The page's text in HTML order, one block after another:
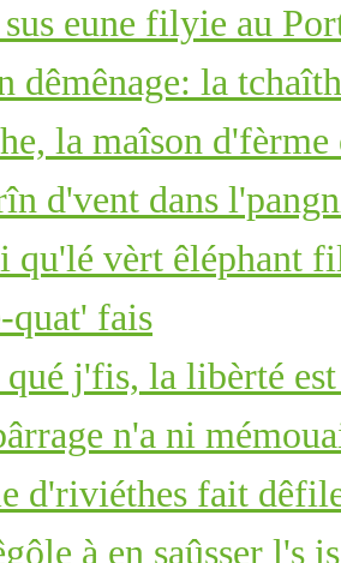
eune filyie au
dêmênage: la
la maîson
d'vent dans
qu'lé vèrt êléphant
quat' fais
qué j'fis, la libèrté
n'a ni
d'riviéthes fait
à en saûsser l's